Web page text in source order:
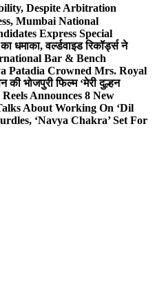
Despite Arbitration
Mumbai National
Express Special
धमाका, वर्ल्डवाइड रिकॉर्ड्स ने
Bar & Bench
Patadia Crowned Mrs. Royal
की भोजपुरी फिल्म ‘मेरी दुल्हन
Announces 8 New
About Working On ‘Dil
‘Navya Chakra’ Set For